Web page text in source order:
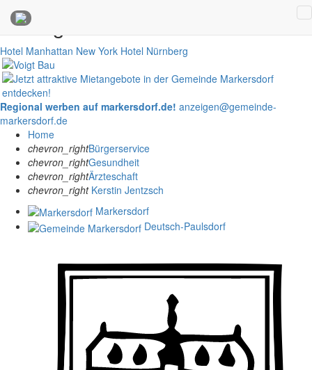
Anzeigen
Hotel Manhattan New York Hotel Nürnberg
Regional werben auf markersdorf.de! anzeigen@gemeinde-
markersdorf.de
Home
chevron_rightBürgerservice
chevron_rightGesundheit
chevron_rightÄrzteschaft
chevron_rightKerstin Jentzsch
Markersdorf
Deutsch-Paulsdorf